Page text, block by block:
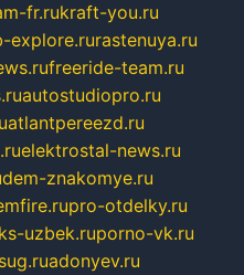
fr.rukraft-you.ru
explore.rurastenuya.ru
freeride-team.ru
autostudiopro.ru
atlantpereezd.ru
elektrostal-news.ru
znakomye.ru
pro-otdelky.ru
uzbek.ruporno-vk.ru
adonyev.ru